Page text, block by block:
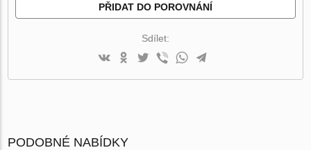
PŘIDAT DO POROVNÁNÍ
Sdílet:
PODOBNÉ NABÍDKY